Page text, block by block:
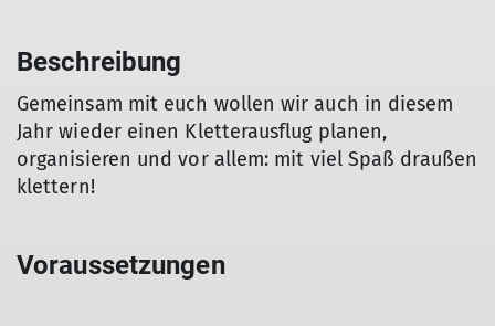
Beschreibung
Gemeinsam mit euch wollen wir auch in diesem
Jahr wieder einen Kletterausflug planen,
organisieren und vor allem: mit viel Spaß draußen
klettern!
Voraussetzungen